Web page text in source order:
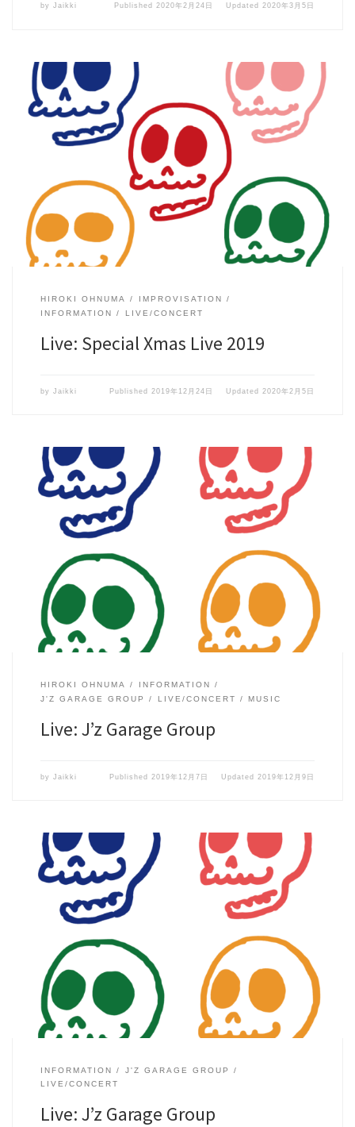
by Jaikki Published 2020年2月24日 Updated 2020年3月5日
HIROKI OHNUMA
IMPROVISATION
INFORMATION
LIVE/CONCERT
Live: Special Xmas Live 2019
by Jaikki Published 2019年12月24日 Updated 2020年2月5日
HIROKI OHNUMA
INFORMATION
J'Z GARAGE GROUP
LIVE/CONCERT MUSIC
Live: J’z Garage Group
by Jaikki Published 2019年12月7日 Updated 2019年12月9日
INFORMATION
J'Z GARAGE GROUP
LIVE/CONCERT
Live: J’z Garage Group